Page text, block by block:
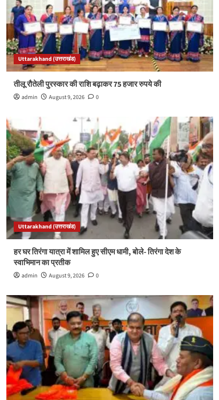
Uttarakhand (उत्तराखंड)
तीलू रौतेली पुरस्कार की राशि बढ़ाकर 75 हजार रुपये की
admin August 9, 2026 0
Uttarakhand (उत्तराखंड)
हर घर तिरंगा यात्रा में शामिल हुए सीएम धामी, बोले- तिरंगा देश के
स्वाभिमान का प्रतीक
admin August 9, 2026 0